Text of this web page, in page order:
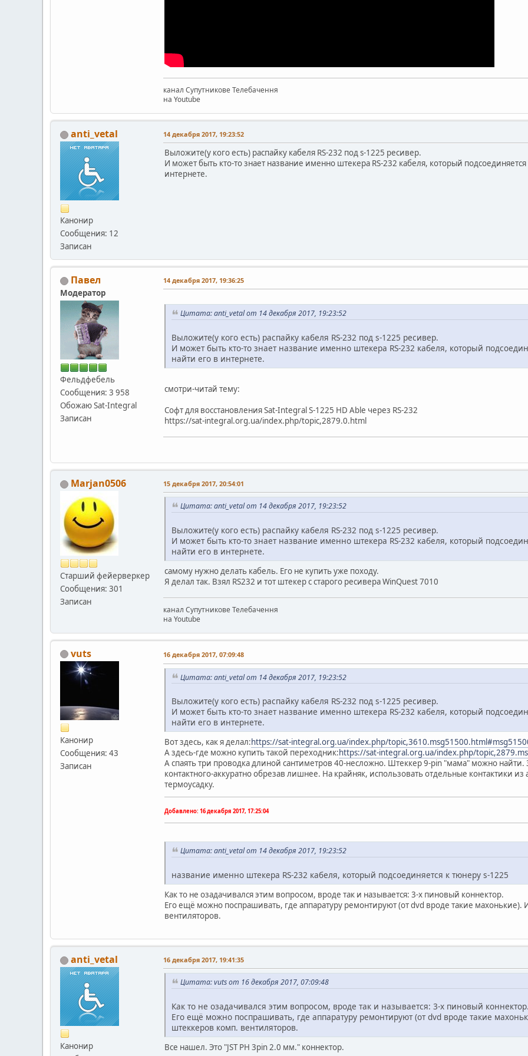
канал Супутникове Телебачення
на Youtube
anti_vetal
Канонир
Сообщения: 12
Записан
14 декабря 2017, 19:23:52
Выложите(у кого есть) распайку кабеля RS-232 под s-1225 ресивер.
И может быть кто-то знает название именно штекера RS-232 кабеля, который
интернете.
Павел
Модератор
Фельдфебель
Сообщения: 3 958
Обожаю Sat-Integral
Записан
14 декабря 2017, 19:36:25
Цитата: anti_vetal от 14 декабря 2017, 19:23:52
Выложите(у кого есть) распайку кабеля RS-232 под s-1225 ресивер.
И может быть кто-то знает название именно штекера RS-232 кабеля, который
найти его в интернете.
смотри-читай тему:
Софт для восстановления Sat-Integral S-1225 HD Able через RS-232
https://sat-integral.org.ua/index.php/topic,2879.0.html
Marjan0506
Старший фейерверкер
Сообщения: 301
Записан
15 декабря 2017, 20:54:01
Цитата: anti_vetal от 14 декабря 2017, 19:23:52
Выложите(у кого есть) распайку кабеля RS-232 под s-1225 ресивер.
И может быть кто-то знает название именно штекера RS-232 кабеля, который
найти его в интернете.
самому нужно делать кабель. Его не купить уже походу.
Я делал так. Взял RS232 и тот штекер с старого ресивера WinQuest 7010
канал Супутникове Телебачення
на Youtube
vuts
Канонир
Сообщения: 43
Записан
16 декабря 2017, 07:09:48
Цитата: anti_vetal от 14 декабря 2017, 19:23:52
Выложите(у кого есть) распайку кабеля RS-232 под s-1225 ресивер.
И может быть кто-то знает название именно штекера RS-232 кабеля, который
найти его в интернете.
Вот здесь, как я делал:https://sat-integral.org.ua/index.php/
А здесь-где можно купить такой переходник:https://sat-integral.org.ua/index.php/
А спаять три проводка длиной сантиметров 40-несложно. Штеккер 9-pin "мама" можно найти.
контактного-аккуратно обрезав лишнее. На крайняк, использовать отдельные контактики
термоусадку.
Добавлено: 16 декабря 2017, 17:25:04
Цитата: anti_vetal от 14 декабря 2017, 19:23:52
название именно штекера RS-232 кабеля, который подсоединяется к тюнеру s-1225
Как то не озадачивался этим вопросом, вроде так и называется: 3-х пиновый коннектор.
Его ещё можно поспрашивать, где аппаратуру ремонтируют (от dvd вроде такие
вентиляторов.
anti_vetal
Канонир
16 декабря 2017, 19:41:35
Цитата: vuts от 16 декабря 2017, 07:09:48
Как то не озадачивался этим вопросом, вроде так и называется: 3-х пиновый
Его ещё можно поспрашивать, где аппаратуру ремонтируют (от dvd вроде такие
штеккеров комп. вентиляторов.
Все нашел. Это "JST PH 3pin 2.0 мм." коннектор.